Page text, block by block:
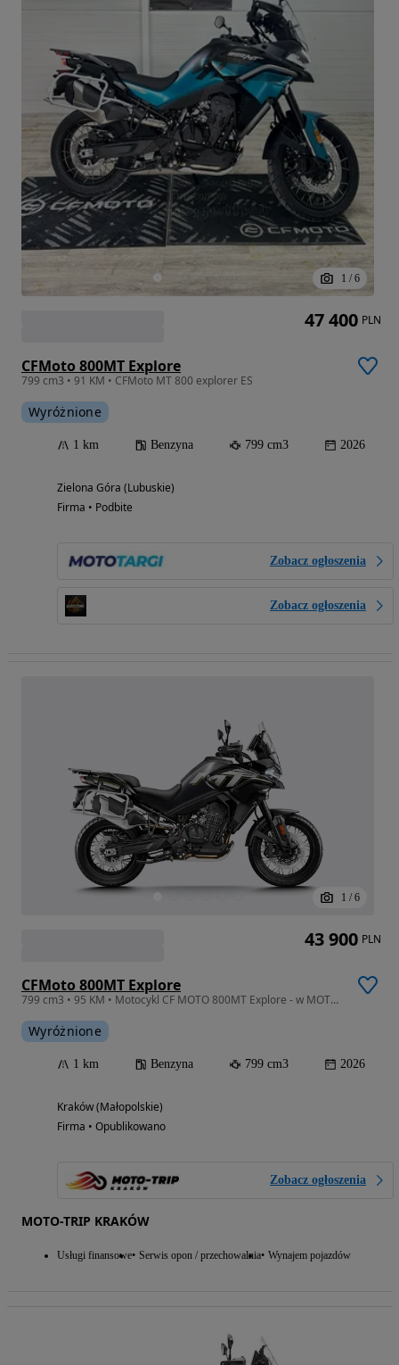
1 / 6
CFMoto 800MT Explore
799 cm3 • 91 KM • CFMoto MT 800 explorer ES
Wyróżnione
1 km Benzyna 799 cm3 2026
Zielona Góra (Lubuskie)
Firma • Podbite
Zobacz ogłoszenia
Zobacz ogłoszenia
47 400 PLN
1 / 6
CFMoto 800MT Explore
799 cm3 • 95 KM • Motocykl CF MOTO 800MT Explore - w MOTO-TRIP Kraków
Wyróżnione
1 km Benzyna 799 cm3 2026
Kraków (Małopolskie)
Firma • Opublikowano
Zobacz ogłoszenia
MOTO-TRIP KRAKÓW
Usługi finansowe Serwis opon / przechowalnia Wynajem pojazdów
43 900 PLN